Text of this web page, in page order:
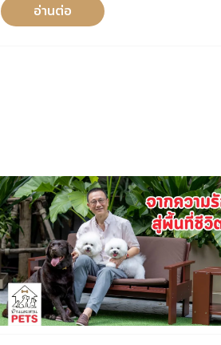
อ่านต่อ